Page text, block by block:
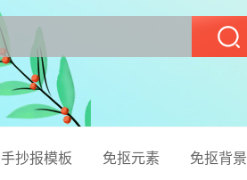
手抄报模板 免抠元素 免抠背景